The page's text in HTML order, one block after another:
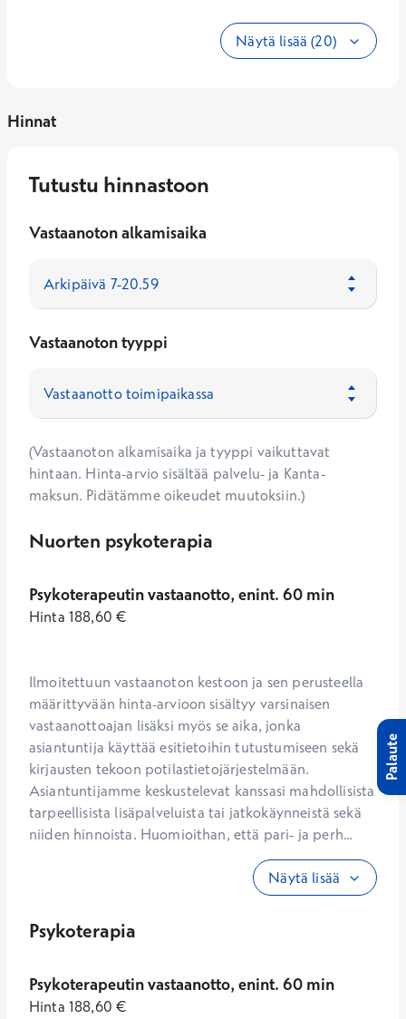
Näytä lisää (20)
Hinnat
Tutustu hinnastoon
Vastaanoton alkamisaika
Vastaanoton tyyppi
(Vastaanoton alkamisaika ja tyyppi vaikuttavat
hintaan. Hinta-arvio sisältää palvelu- ja Kanta-
maksun. Pidätämme oikeudet muutoksiin.)
Nuorten psykoterapia
Psykoterapeutin vastaanotto, enint. 60 min
Hinta 188,60 €
Ilmoitettuun vastaanoton kestoon ja sen perusteella
määrittyvään hinta-arvioon sisältyy varsinaisen
vastaanottoajan lisäksi myös se aika, jonka
asiantuntija käyttää esitietoihin tutustumiseen sekä
kirjausten tekoon potilastietojärjestelmään.
Asiantuntijamme keskustelevat kanssasi mahdollisista
tarpeellisista lisäpalveluista tai jatkokäynneistä sekä
niiden hinnoista. Huomioithan, että pari- ja perh...
Näytä lisää
Psykoterapia
Psykoterapeutin vastaanotto, enint. 60 min
Hinta 188,60 €
Palaute